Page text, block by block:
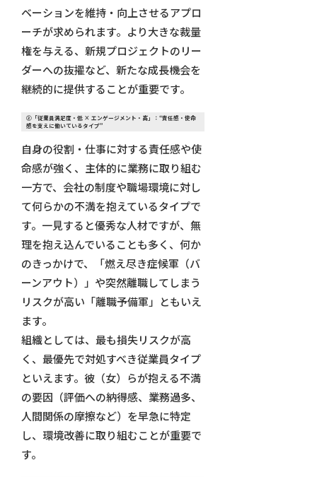
ベーションを維持・向上させるアプロ
ーチが求められます。より大きな裁量
権を与える、新規プロジェクトのリー
ダーへの抜擢など、新たな成長機会を
継続的に提供することが重要です。
②「従業員満足度・低 × エンゲージメント・高」：“責任感・使命
感を支えに働いているタイプ”
自身の役割・仕事に対する責任感や使
命感が強く、主体的に業務に取り組む
一方で、会社の制度や職場環境に対し
て何らかの不満を抱えているタイプで
す。一見すると優秀な人材ですが、無
理を抱え込んでいることも多く、何か
のきっかけで、「燃え尽き症候軍（バ
ーンアウト）」や突然離職してしまう
リスクが高い「離職予備軍」ともいえ
ます。
組織としては、最も損失リスクが高
く、最優先で対処すべき従業員タイプ
といえます。彼（女）らが抱える不満
の要因（評価への納得感、業務過多、
人間関係の摩擦など）を早急に特定
し、環境改善に取り組むことが重要で
す。